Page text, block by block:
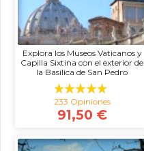
Explora los Museos Vaticanos y
Capilla Sixtina con el exterior de
la Basílica de San Pedro
233 Opiniones
91,50 €